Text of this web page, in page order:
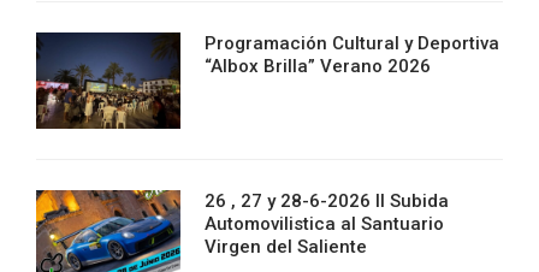
Programación Cultural y Deportiva
“Albox Brilla” Verano 2026
26 , 27 y 28-6-2026 II Subida
Automovilistica al Santuario
Virgen del Saliente